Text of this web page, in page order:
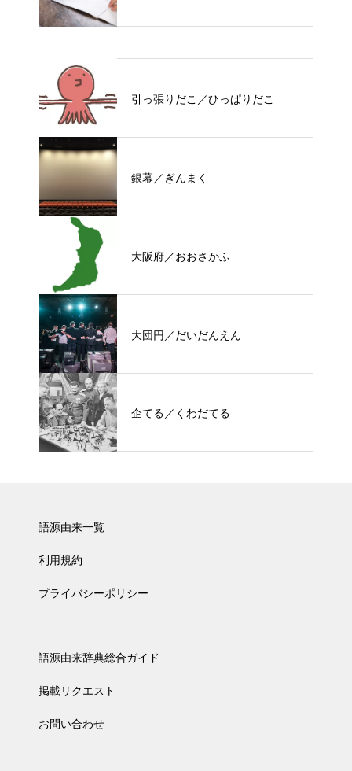
引っ張りだこ／ひっぱりだこ
銀幕／ぎんまく
大阪府／おおさかふ
大団円／だいだんえん
企てる／くわだてる
語源由来一覧
利用規約
プライバシーポリシー
語源由来辞典総合ガイド
掲載リクエスト
お問い合わせ